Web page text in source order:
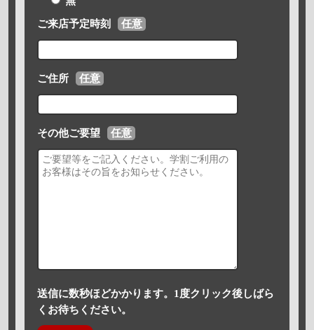
ご来店予定時刻 任意
ご住所 任意
その他ご要望 任意
送信に数秒ほどかかります。1度クリック後しばら
くお待ちください。